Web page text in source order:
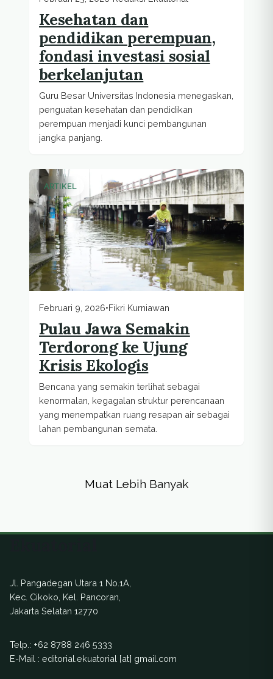
Kesehatan dan
pendidikan perempuan,
fondasi investasi sosial
berkelanjutan
Guru Besar Universitas Indonesia menegaskan,
penguatan kesehatan dan pendidikan
perempuan menjadi kunci pembangunan
jangka panjang.
ARTIKEL
Februari 9, 2026•Fikri Kurniawan
Pulau Jawa Semakin
Terdorong ke Ujung
Krisis Ekologis
Bencana yang semakin terlihat sebagai
kenormalan, kegagalan struktur perencanaan
yang menempatkan ruang resapan air sebagai
lahan pembangunan semata.
Muat Lebih Banyak
Jl. Pangadegan Utara 1 No.1A,
Kec. Cikoko, Kel. Pancoran,
Jakarta Selatan 12770
Telp.: +62 8788 246 5333
E-Mail : editorial.ekuatorial [at] gmail.com